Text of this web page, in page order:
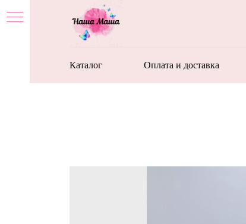
Каталог Оплата и доставка